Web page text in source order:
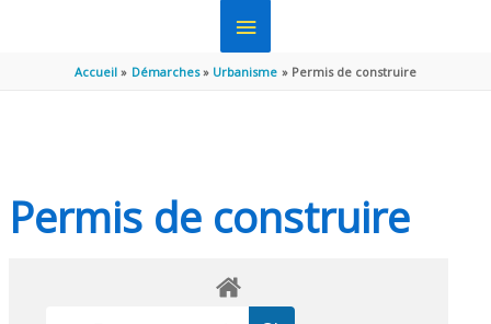
MENU
PRINCIPAL
Accueil Démarches Urbanisme Permis de construire
Permis de construire